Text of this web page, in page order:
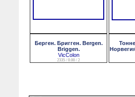
Берген. Бригген. Bergen.
Briggen.
VicColon
2335 / 0.00 / 2